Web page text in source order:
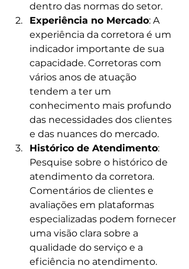
dentro das normas do setor.
Experiência no Mercado: A
experiência da corretora é um
indicador importante de sua
capacidade. Corretoras com
vários anos de atuação
tendem a ter um
conhecimento mais profundo
das necessidades dos clientes
e das nuances do mercado.
Histórico de Atendimento:
Pesquise sobre o histórico de
atendimento da corretora.
Comentários de clientes e
avaliações em plataformas
especializadas podem fornecer
uma visão clara sobre a
qualidade do serviço e a
eficiência no atendimento.